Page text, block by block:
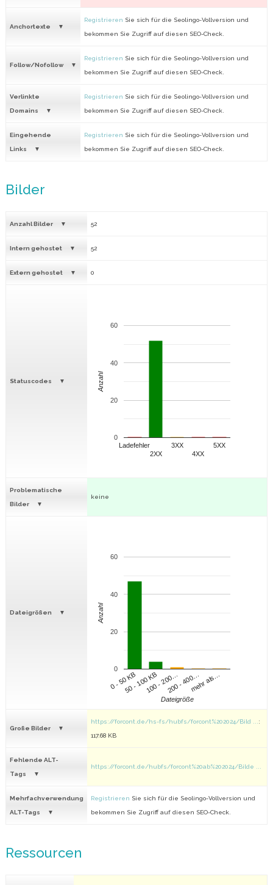
Anchortexte
Registrieren Sie sich für die Seolingo-Vollversion und
bekommen Sie Zugriff auf diesen SEO-Check.
Follow/Nofollow
Registrieren Sie sich für die Seolingo-Vollversion und
bekommen Sie Zugriff auf diesen SEO-Check.
Verlinkte
Domains
Registrieren Sie sich für die Seolingo-Vollversion und
bekommen Sie Zugriff auf diesen SEO-Check.
Eingehende
Links
Registrieren Sie sich für die Seolingo-Vollversion und
bekommen Sie Zugriff auf diesen SEO-Check.
Bilder
Anzahl Bilder 52
Intern gehostet 52
Extern gehostet 0
Statuscodes
Ladefehler
2XX
3XX
4XX
5XX
0
20
40
60
Anzahl
Problematische
Bilder
keine
Dateigrößen
0 - 50 KB50 - 100 KB100 - 200…200 - 400…mehr als…
0
20
40
60
Dateigröße
Anzahl
Große Bilder
https://forcont.de/hs-fs/hubfs/forcont%202024/Bild ... :
117.68 KB
Fehlende ALT-
Tags
https://forcont.de/hubfs/forcont%20ab%202024/Bilde ...
Mehrfachverwendung
ALT-Tags
Registrieren Sie sich für die Seolingo-Vollversion und
bekommen Sie Zugriff auf diesen SEO-Check.
Ressourcen